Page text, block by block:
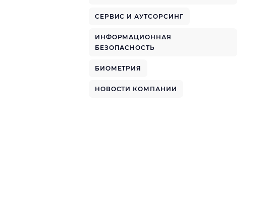
СЕРВИС И АУТСОРСИНГ
ИНФОРМАЦИОННАЯ
БЕЗОПАСНОСТЬ
БИОМЕТРИЯ
НОВОСТИ КОМПАНИИ